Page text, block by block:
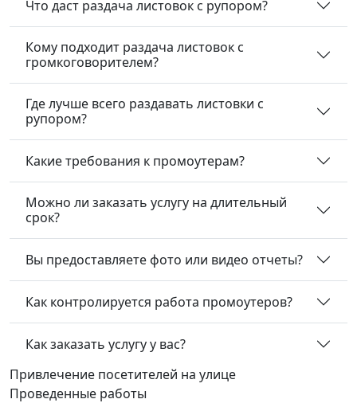
Что даст раздача листовок с рупором?
Кому подходит раздача листовок с
громкоговорителем?
Где лучше всего раздавать листовки с
рупором?
Какие требования к промоутерам?
Можно ли заказать услугу на длительный
срок?
Вы предоставляете фото или видео отчеты?
Как контролируется работа промоутеров?
Как заказать услугу у вас?
Привлечение посетителей на улице
Проведенные работы